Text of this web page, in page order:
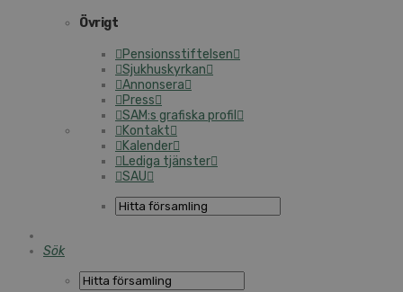
Övrigt
Pensionsstiftelsen
Sjukhuskyrkan
Annonsera
Press
SAM:s grafiska profil
Kontakt
Kalender
Lediga tjänster
SAU
Sök